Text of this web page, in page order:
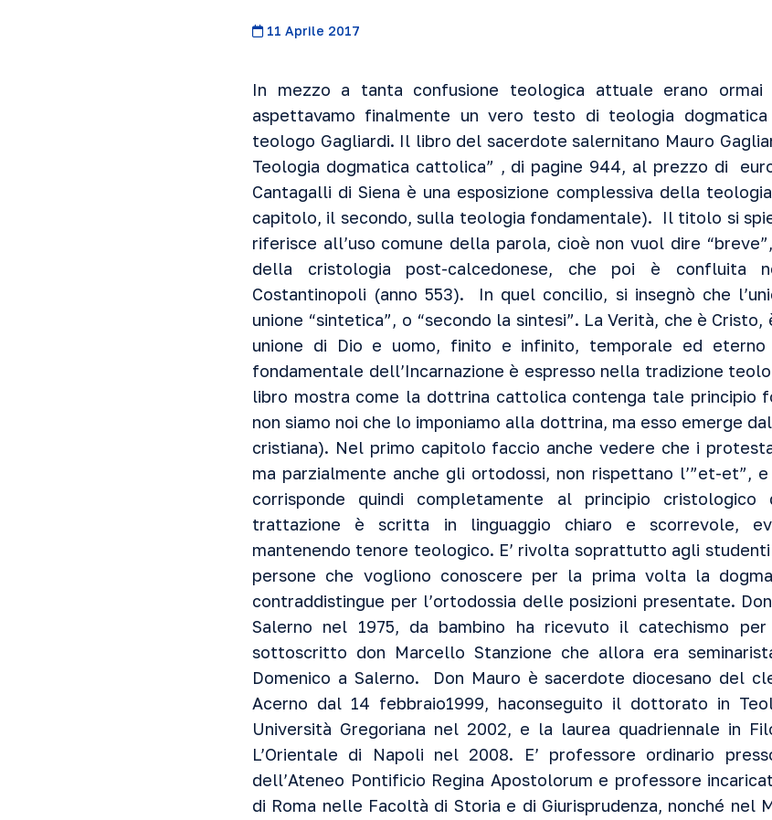
11 Aprile 2017
In mezzo a tanta confusione teologica attuale erano
aspettavamo finalmente un vero testo di teologia
teologo Gagliardi. Il libro del sacerdote salernitano Mauro
Teologia dogmatica cattolica” , di pagine 944, al prezzo di
Cantagalli di Siena è una esposizione complessiva della
capitolo, il secondo, sulla teologia fondamentale). Il titolo si
riferisce all’uso comune della parola, cioè non vuol dire
della cristologia post-calcedonese, che poi è confluita
Costantinopoli (anno 553). In quel concilio, si insegnò che
unione “sintetica”, o “secondo la sintesi”. La Verità, che è
unione di Dio e uomo, finito e infinito, temporale ed eterno
fondamentale dell’Incarnazione è espresso nella tradizione
libro mostra come la dottrina cattolica contenga tale principio
non siamo noi che lo imponiamo alla dottrina, ma esso emerge
cristiana). Nel primo capitolo faccio anche vedere che i
ma parzialmente anche gli ortodossi, non rispettano l’”et-et”,
corrisponde quindi completamente al principio
trattazione è scritta in linguaggio chiaro e scorrevole,
mantenendo tenore teologico. E’ rivolta soprattutto agli
persone che vogliono conoscere per la prima volta la
contraddistingue per l’ortodossia delle posizioni presentate.
Salerno nel 1975, da bambino ha ricevuto il catechismo
sottoscritto don Marcello Stanzione che allora era
Domenico a Salerno. Don Mauro è sacerdote diocesano del
Acerno dal 14 febbraio1999, haconseguito il dottorato in
Università Gregoriana nel 2002, e la laurea quadriennale in
L’Orientale di Napoli nel 2008. E’ professore ordinario
dell’Ateneo Pontificio Regina Apostolorum e professore
di Roma nelle Facoltà di Storia e di Giurisprudenza, nonché nel